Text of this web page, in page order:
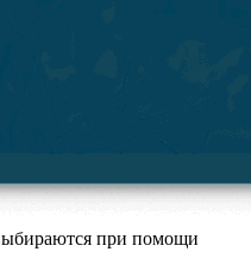
при помощи